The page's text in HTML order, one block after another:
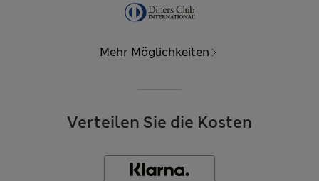
Mehr Möglichkeiten
Verteilen Sie die Kosten